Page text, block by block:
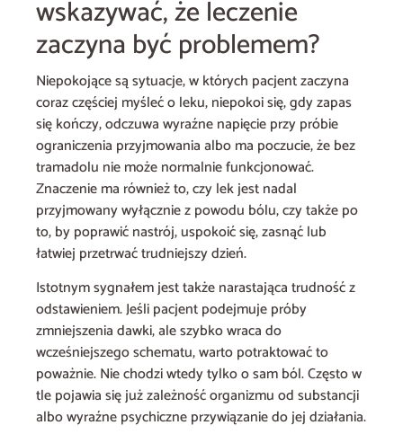
wskazywać, że leczenie
zaczyna być problemem?
Niepokojące są sytuacje, w których pacjent zaczyna
coraz częściej myśleć o leku, niepokoi się, gdy zapas
się kończy, odczuwa wyraźne napięcie przy próbie
ograniczenia przyjmowania albo ma poczucie, że bez
tramadolu nie może normalnie funkcjonować.
Znaczenie ma również to, czy lek jest nadal
przyjmowany wyłącznie z powodu bólu, czy także po
to, by poprawić nastrój, uspokoić się, zasnąć lub
łatwiej przetrwać trudniejszy dzień.
Istotnym sygnałem jest także narastająca trudność z
odstawieniem. Jeśli pacjent podejmuje próby
zmniejszenia dawki, ale szybko wraca do
wcześniejszego schematu, warto potraktować to
poważnie. Nie chodzi wtedy tylko o sam ból. Często w
tle pojawia się już zależność organizmu od substancji
albo wyraźne psychiczne przywiązanie do jej działania.